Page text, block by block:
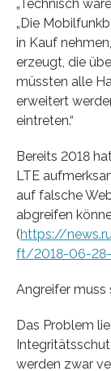
„Technisch
„Die
in Kauf
erzeugt, die
müssten alle
erweitert
eintreten.“
Bereits 2018
LTE
auf falsche
abgreifen
(https://
ft/2018-06-28-
Angreifer muss
Das Problem
werden zwar